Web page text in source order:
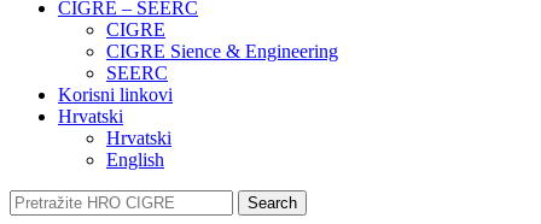
CIGRE – SEERC
CIGRE
CIGRE Sience & Engineering
SEERC
Korisni linkovi
Hrvatski
Hrvatski
English
Search